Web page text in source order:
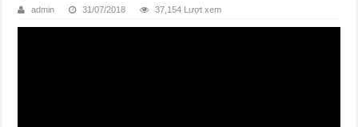
admin 31/07/2018 37,154 Lượt xem